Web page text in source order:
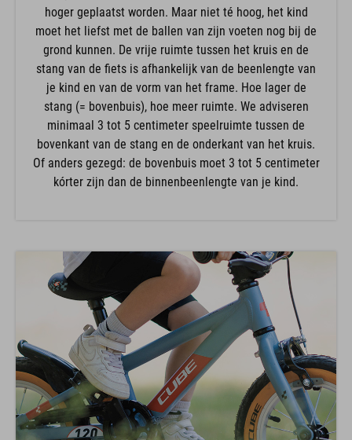
hoger geplaatst worden. Maar niet té hoog, het kind
moet het liefst met de ballen van zijn voeten nog bij de
grond kunnen. De vrije ruimte tussen het kruis en de
stang van de fiets is afhankelijk van de beenlengte van
je kind en van de vorm van het frame. Hoe lager de
stang (= bovenbuis), hoe meer ruimte. We adviseren
minimaal 3 tot 5 centimeter speelruimte tussen de
bovenkant van de stang en de onderkant van het kruis.
Of anders gezegd: de bovenbuis moet 3 tot 5 centimeter
kórter zijn dan de binnenbeenlengte van je kind.